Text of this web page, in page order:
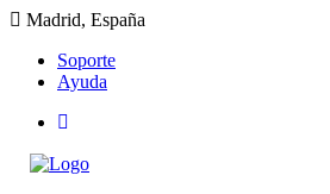
Madrid, España
Soporte
Ayuda